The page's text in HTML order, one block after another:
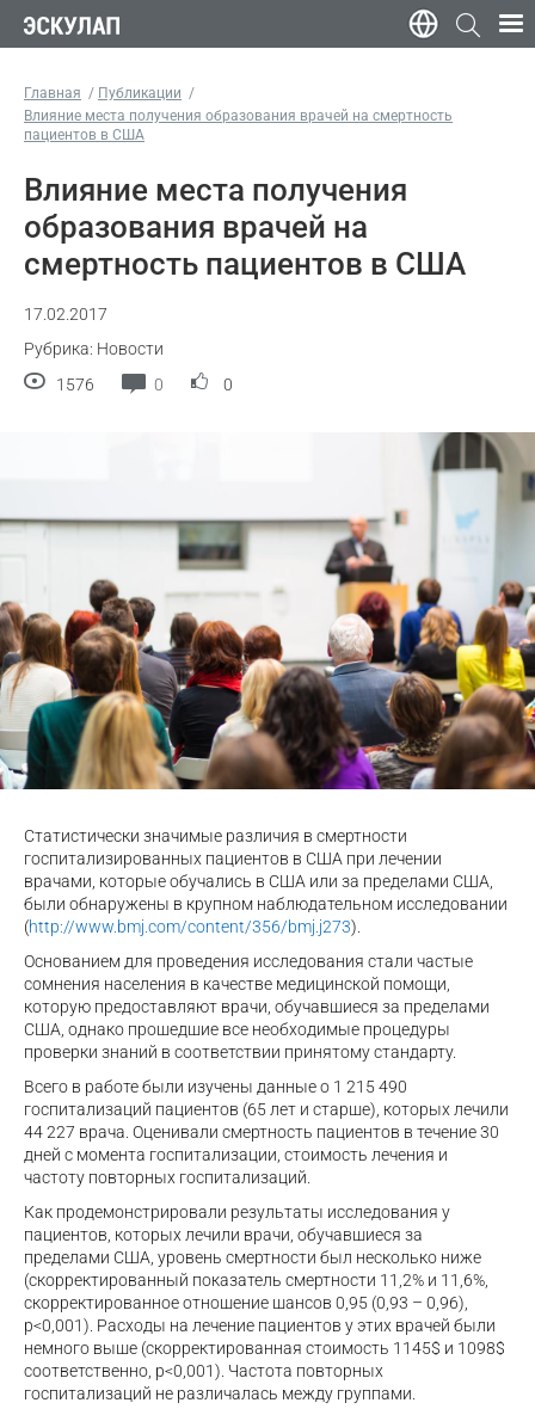
Главная
Публикации
Влияние места получения образования врачей на смертность
пациентов в США
Влияние места получения
образования врачей на
смертность пациентов в США
17.02.2017
Рубрика: Новости
1576
0 0
Статистически значимые различия в смертности
госпитализированных пациентов в США при лечении
врачами, которые обучались в США или за пределами США,
были обнаружены в крупном наблюдательном исследовании
(http://www.bmj.com/content/356/bmj.j273).
Основанием для проведения исследования стали частые
сомнения населения в качестве медицинской помощи,
которую предоставляют врачи, обучавшиеся за пределами
США, однако прошедшие все необходимые процедуры
проверки знаний в соответствии принятому стандарту.
Всего в работе были изучены данные о 1 215 490
госпитализаций пациентов (65 лет и старше), которых лечили
44 227 врача. Оценивали смертность пациентов в течение 30
дней с момента госпитализации, стоимость лечения и
частоту повторных госпитализаций.
Как продемонстрировали результаты исследования у
пациентов, которых лечили врачи, обучавшиеся за
пределами США, уровень смертности был несколько ниже
(скорректированный показатель смертности 11,2% и 11,6%,
скорректированное отношение шансов 0,95 (0,93 – 0,96),
р<0,001). Расходы на лечение пациентов у этих врачей были
немного выше (скорректированная стоимость 1145$ и 1098$
соответственно, р<0,001). Частота повторных
госпитализаций не различалась между группами.